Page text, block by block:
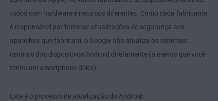
todos com hardware e recursos diferentes. Como cada fabricante
é responsável por fornecer atualizações de segurança aos
aparelhos que fabricam, o Google não atualiza os sistemas
centrais dos dispositivos Android diretamente (a menos que você
tenha um smartphone deles).
Este é o processo de atualização do Android: